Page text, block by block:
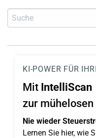
KI-POWER FÜR
Mit IntelliScan
zur
Nie wieder
Lernen Sie hier, wie